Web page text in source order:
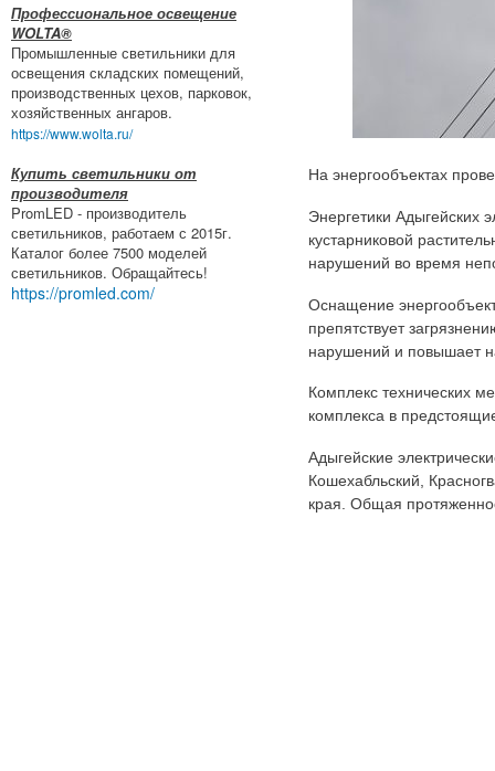
Профессиональное освещение
WOLTA®
Промышленные светильники для
освещения складских помещений,
производственных цехов, парковок,
хозяйственных ангаров.
https://www.wolta.ru/
Купить светильники от
производителя
PromLED - производитель
светильников, работаем с 2015г.
Каталог более 7500 моделей
светильников. Обращайтесь!
https://promled.com/
На энергообъектах
Энергетики Адыгейских
кустарниковой
нарушений во время
Оснащение
препятствует
нарушений и повышает
Комплекс технических
комплекса в
Адыгейские
Кошехабльский,
края. Общая